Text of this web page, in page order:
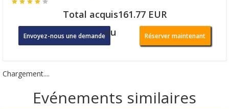
Total acquis161.77 EUR
Envoyez-nous une demandeou Réserver maintenant
Chargement....
Evénements similaires